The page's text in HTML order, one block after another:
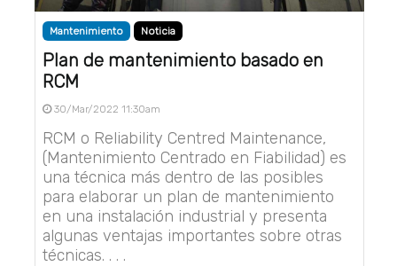
Mantenimiento Noticia
Plan de mantenimiento basado en
RCM
30/Mar/2022 11:30am
RCM o Reliability Centred Maintenance,
(Mantenimiento Centrado en Fiabilidad) es
una técnica más dentro de las posibles
para elaborar un plan de mantenimiento
en una instalación industrial y presenta
algunas ventajas importantes sobre otras
técnicas. . . .